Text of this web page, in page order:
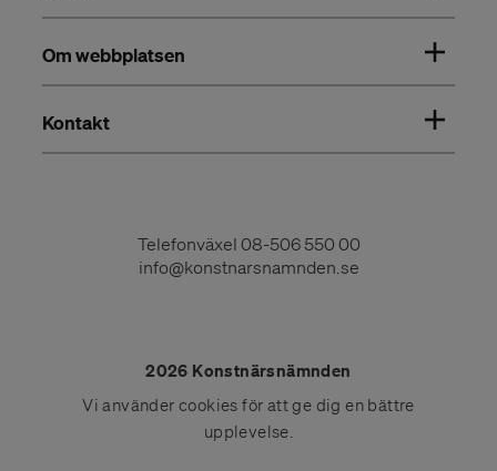
Om webbplatsen
Kontakt
Telefonväxel 08-506 550 00
info@konstnarsnamnden.se
2026 Konstnärsnämnden
Vi använder cookies för att ge dig en bättre
upplevelse.